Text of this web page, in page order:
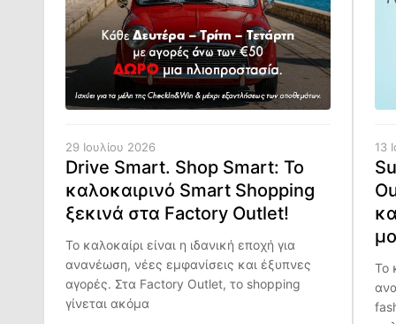
29 Ιουλίου 2026
Drive Smart. Shop Smart: Το
καλοκαιρινό Smart Shopping
ξεκινά στα Factory Outlet!
Το καλοκαίρι είναι η ιδανική εποχή για
ανανέωση, νέες εμφανίσεις και έξυπνες
αγορές. Στα Factory Outlet, το shopping
γίνεται ακόμα
13
Το